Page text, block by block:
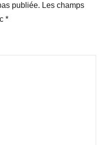
publiée. Les champs
*